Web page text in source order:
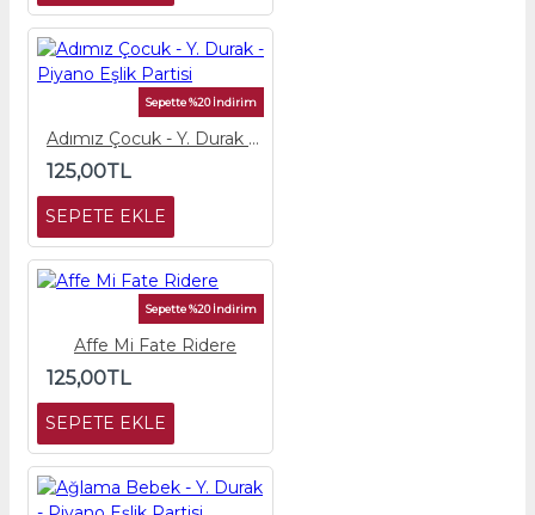
Sepette %20 İndirim
Adımız Çocuk - Y. Durak - Piyano Eşlik Partisi
125,00TL
SEPETE EKLE
Sepette %20 İndirim
Affe Mi Fate Ridere
125,00TL
SEPETE EKLE